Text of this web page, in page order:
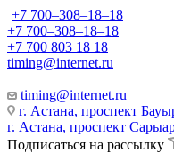
+7 700‒308‒18‒18
+7 700‒308‒18‒18
+7 700 803 18 18
timing@internet.ru
timing@internet.ru
г. Астана, проспект
г. Астана, проспект
Подписаться на рассылку